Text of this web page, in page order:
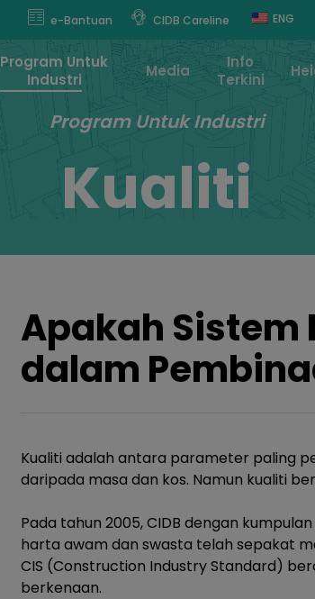
e-Bantuan CIDB Careline ENG
Program Untuk
Industri
Media
Info
Terkini
Program Untuk Industri
Kualiti
Apakah Sistem
dalam
Kualiti adalah antara parameter paling
daripada masa dan kos. Namun kualiti
Pada tahun 2005, CIDB dengan
harta awam dan swasta telah sepakat
CIS (Construction Industry Standard)
berkenaan.
modal-check